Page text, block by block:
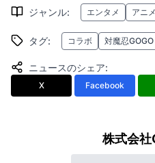
ジャンル: エンタメ アニ
タグ: コラボ 対魔忍GOGO
ニュースのシェア:
X Facebook
株式会